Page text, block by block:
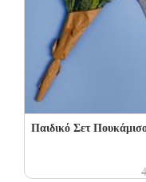
Παιδικό Σετ